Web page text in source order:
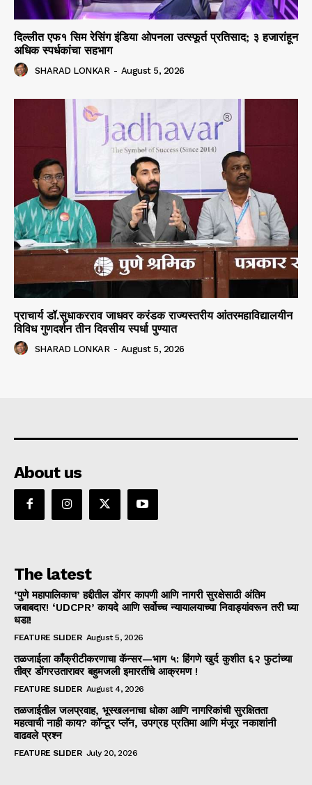
दिल्लीत एफ१ सिम रेसिंग इंडिया ओपनला उत्स्फूर्त प्रतिसाद; ३ हजारांहून
अधिक स्पर्धकांचा सहभाग
SHARAD LONKAR - August 5, 2026
प्राचार्य डॉ.सुधाकरराव जाधवर करंडक राज्यस्तरीय आंतरमहाविद्यालयीन
विविध गुणदर्शन तीन दिवसीय स्पर्धा पुण्यात
SHARAD LONKAR - August 5, 2026
About us
The latest
‘पुणे महापालिकाच’ हद्दीतील डोंगर कापणी आणि नागरी सुरक्षेसाठी अंतिम
जबाबदार! ‘UDCPR’ कायदे आणि सर्वोच्च न्यायालयाच्या निवाड्यांवरून तरी घ्या
धडा!
FEATURE SLIDER August 5, 2026
तळजाईला काँक्रीटीकरणाचा कॅन्सर—भाग ५: हिंगणे खुर्द कुशीत ६२ फुटांच्या
तीव्र डोंगरउतारावर बहुमजली इमारतींचे आक्रमण !
FEATURE SLIDER August 4, 2026
तळजाईतील जलप्रवाह, भूस्खलनाचा धोका आणि नागरिकांची सुरक्षितता
महत्वाची नाही काय? कॉन्टूर प्लॅन, उपग्रह प्रतिमा आणि मंजूर नकाशांनी
वाढवले प्रश्न
FEATURE SLIDER July 20, 2026